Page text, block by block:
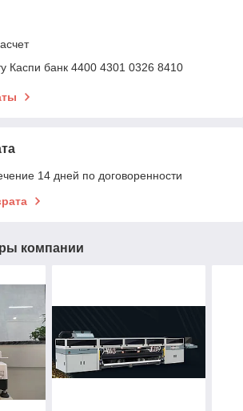
Каспи банк 4400 4301 0326 8410
14 дней по договоренности
компании